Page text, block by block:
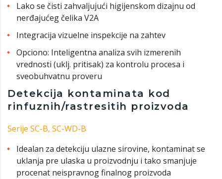
Lako se čisti zahvaljujući higijenskom dizajnu od
nerđajućeg čelika V2A
Integracija vizuelne inspekcije na zahtev
Opciono: Inteligentna analiza svih izmerenih
vrednosti (uklj. pritisak) za kontrolu procesa i
sveobuhvatnu proveru
Detekcija kontaminata kod
rinfuznih/rastresitih proizvoda
Serije SC-B, SC-WD-B
Idealan za detekciju ulazne sirovine, kontaminat se
uklanja pre ulaska u proizvodnju i tako smanjuje
procenat neispravnog finalnog proizvoda